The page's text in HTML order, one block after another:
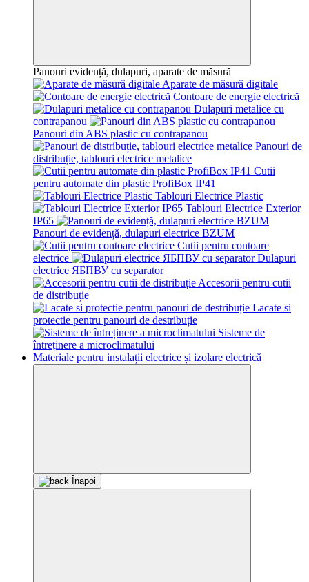
Panouri evidență, dulapuri, aparate de măsură
Aparate de măsură digitale
Contoare de energie electrică
Dulapuri metalice cu
contrapanou
Panouri din ABS plastic cu contrapanou
Panouri de
distribuție, tablouri electrice metalice
Cutii
pentru automate din plastic ProfiBox IP41
Tablouri Electrice Plastic
Tablouri Electrice Exterior
IP65
Panouri de evidență, dulapuri electrice BZUM
Cutii pentru contoare
electrice
Dulapuri
electrice ЯБПВУ cu separator
Accesorii pentru cutii
de distribuție
Lacate si
protectie pentru panouri de destribuție
Sisteme de
întreținere a microclimatului
Materiale pentru instalații electrice și izolare electrică
Înapoi